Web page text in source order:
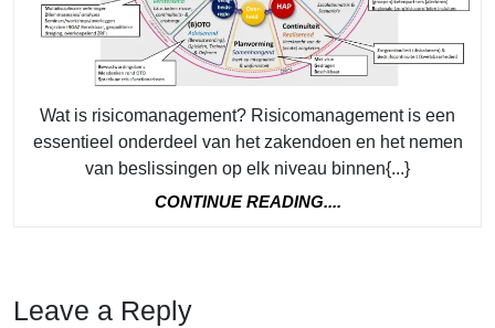
Wat is risicomanagement? Risicomanagement is een
essentieel onderdeel van het zakendoen en het nemen
van beslissingen op elk niveau binnen{...}
CONTINUE READING....
Leave a Reply